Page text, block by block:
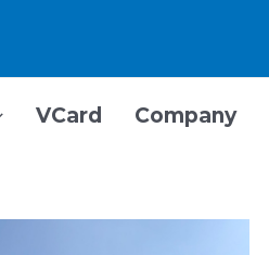
VCard Company